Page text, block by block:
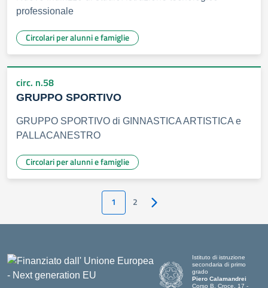
professionale
Circolari per alunni e famiglie
circ. n.58
GRUPPO SPORTIVO
GRUPPO SPORTIVO di GINNASTICA ARTISTICA e
PALLACANESTRO
Circolari per alunni e famiglie
1 2 Pagina successiva
Istituto di istruzione
secondaria di primo
grado
Piero Calamandrei
Corso B. Croce, 17 -